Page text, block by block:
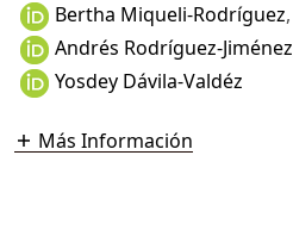
Bertha Miqueli-Rodríguez,
Andrés Rodríguez-Jiménez
Yosdey Dávila-Valdéz
Más Información